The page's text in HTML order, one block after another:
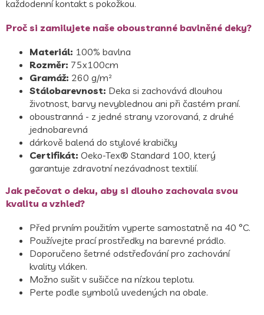
každodenní kontakt s pokožkou.
Proč si zamilujete naše oboustranné bavlněné deky?
Materiál: 100% bavlna
Rozměr: 75x100cm
Gramáž: 260 g/m²
Stálobarevnost: Deka si zachovává dlouhou
životnost, barvy nevyblednou ani při častém praní.
oboustranná - z jedné strany vzorovaná, z druhé
jednobarevná
dárkově balená do stylové krabičky
Certifikát: Oeko-Tex® Standard 100, který
garantuje zdravotní nezávadnost textilií.
Jak pečovat o deku, aby si dlouho zachovala svou
kvalitu a vzhled?
Před prvním použitím vyperte samostatně na 40 °C.
Používejte prací prostředky na barevné prádlo.
Doporučeno šetrné odstřeďování pro zachování
kvality vláken.
Možno sušit v sušičce na nízkou teplotu.
Perte podle symbolů uvedených na obale.